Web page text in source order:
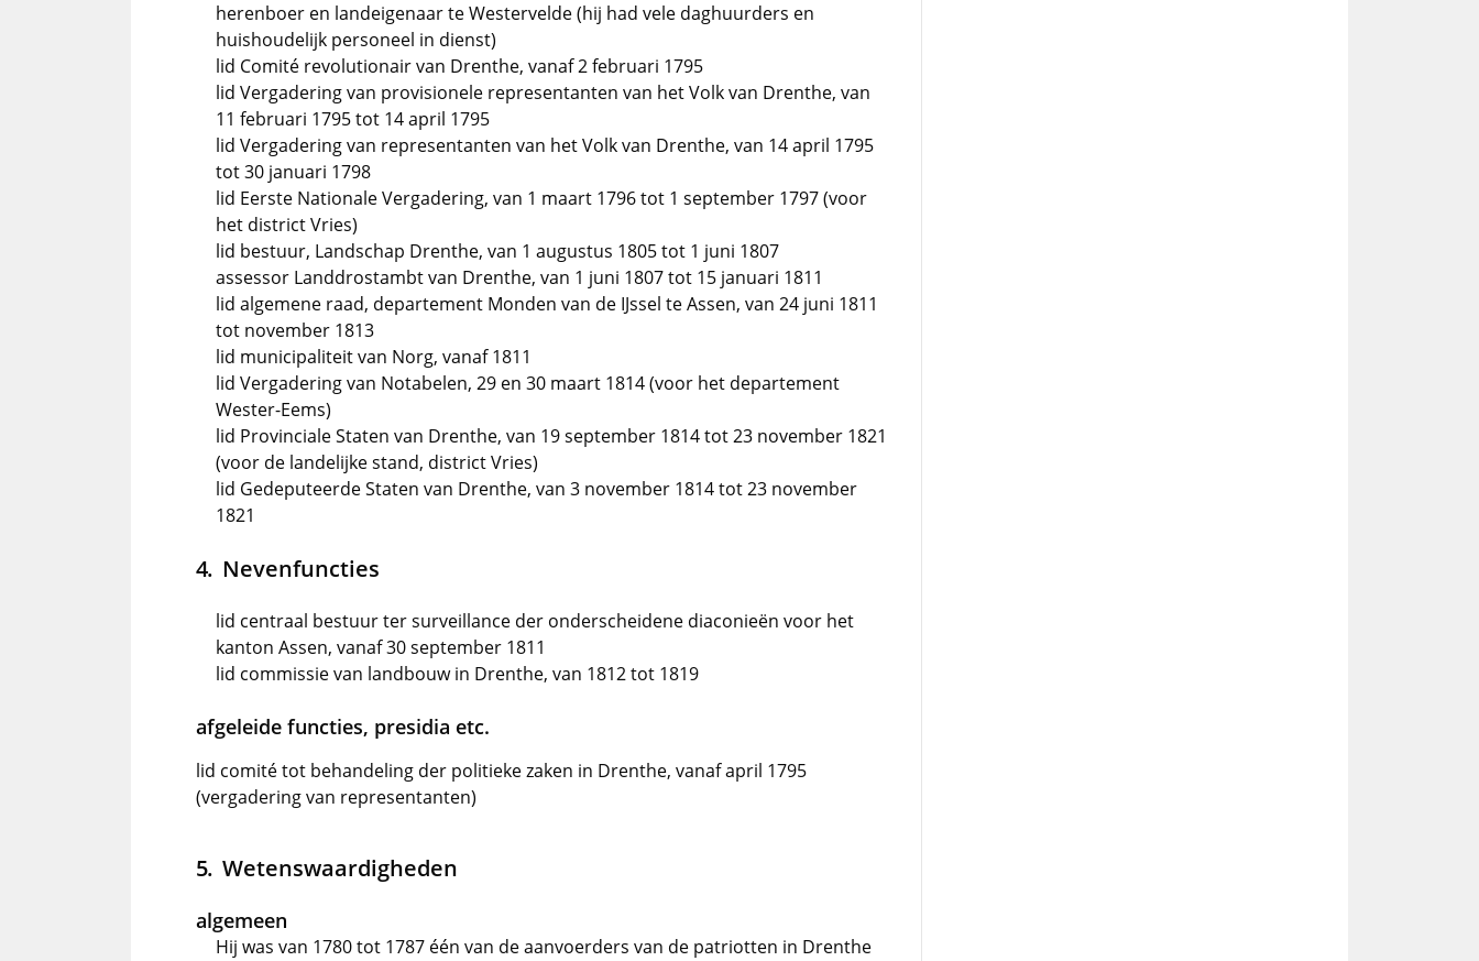
herenboer en landeigenaar te Westervelde (hij had vele daghuurders en
huishoudelijk personeel in dienst)
lid Comité revolutionair van Drenthe, vanaf 2 februari 1795
lid Vergadering van provisionele representanten van het Volk van Drenthe, van
11 februari 1795 tot 14 april 1795
lid Vergadering van representanten van het Volk van Drenthe, van 14 april 1795
tot 30 januari 1798
lid Eerste Nationale Vergadering, van 1 maart 1796 tot 1 september 1797 (voor
het district Vries)
lid bestuur, Landschap Drenthe, van 1 augustus 1805 tot 1 juni 1807
assessor Landdrostambt van Drenthe, van 1 juni 1807 tot 15 januari 1811
lid algemene raad, departement Monden van de IJssel te Assen, van 24 juni 1811
tot november 1813
lid municipaliteit van Norg, vanaf 1811
lid Vergadering van Notabelen, 29 en 30 maart 1814 (voor het departement
Wester-Eems)
lid Provinciale Staten van Drenthe, van 19 september 1814 tot 23 november 1821
(voor de landelijke stand, district Vries)
lid Gedeputeerde Staten van Drenthe, van 3 november 1814 tot 23 november
1821
Nevenfuncties
lid centraal bestuur ter surveillance der onderscheidene diaconieën voor het
kanton Assen, vanaf 30 september 1811
lid commissie van landbouw in Drenthe, van 1812 tot 1819
afgeleide functies, presidia etc.
lid comité tot behandeling der politieke zaken in Drenthe, vanaf april 1795
(vergadering van representanten)
Wetenswaardigheden
algemeen
Hij was van 1780 tot 1787 één van de aanvoerders van de patriotten in Drenthe